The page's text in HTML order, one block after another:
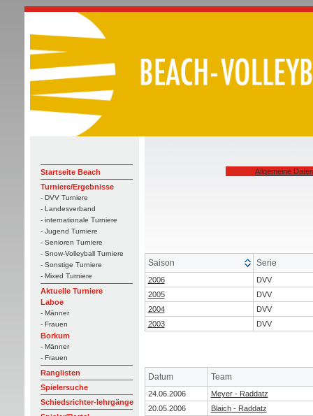
Startseite Beach
Turniere/Ergebnisse
- DVV Turniere
- Landesverband
- internationale Turniere
- Jugend Turniere
- Senioren Turniere
- Snow-Volleyball Turniere
- Sonstige Turniere
- Mixed Turniere
Aktuelle Turniere
Laboe
- Männer
- Frauen
Borkum
- Männer
- Frauen
Ranglisten
Spielersuche
Schiedsrichter-lehrgänge
Allgemeine
Saison Serie
2006
DVV
2005
DVV
2004
DVV
2003
DVV
Datum Team
24.06.2006
Meyer - Raddatz
20.05.2006
Blaich - Raddatz